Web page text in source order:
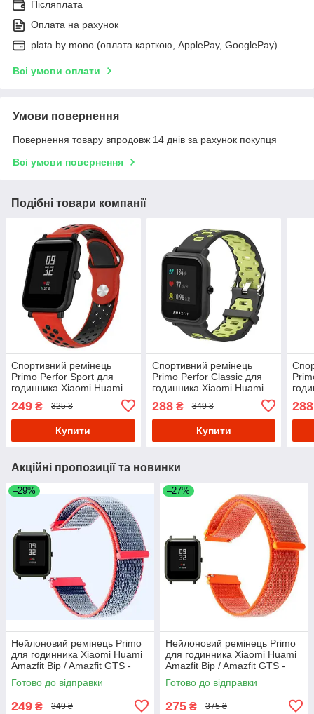
Післяплата
Оплата на рахунок
plata by mono (оплата карткою, ApplePay, GooglePay)
Всі умови оплати
Умови повернення
Повернення товару впродовж 14 днів за рахунок покупця
Всі умови повернення
Подібні товари компанії
Спортивний ремінець
Primo Perfor Sport для
годинника Xiaomi Huami
Amazfit Bip / Amazfit GTS -
Red&Black
249 ₴ 325 ₴
Купити
Спортивний ремінець
Primo Perfor Classic для
годинника Xiaomi Huami
Amazfit Bip / Amazfit GTS -
Black&Green
288₴ 349 ₴
Купити
288
Акційні пропозиції та новинки
–29%
Нейлоновий ремінець Primo
для годинника Xiaomi Huami
Amazfit Bip / Amazfit GTS -
Neon Red
Готово до відправки
249 ₴ 349 ₴
–27%
Нейлоновий ремінець Primo
для годинника Xiaomi Huami
Amazfit Bip / Amazfit GTS -
Orange
Готово до відправки
275 ₴ 375 ₴